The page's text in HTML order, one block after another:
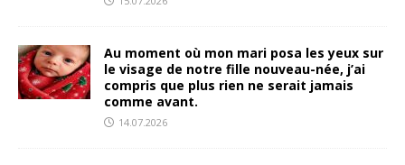
Au moment où mon mari posa les yeux sur
le visage de notre fille nouveau-née, j’ai
compris que plus rien ne serait jamais
comme avant.
14.07.2026